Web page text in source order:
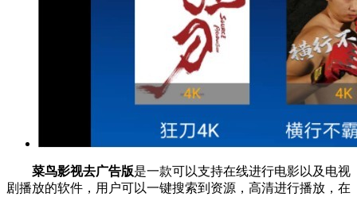
菜鸟影视去广告版是一款可以支持在线进行电影以及电视
剧播放的软件，用户可以一键搜索到资源，高清进行播放，在